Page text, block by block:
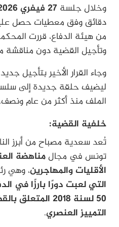
وخلال جلسة 27 فيفري 2026
دقائق وفق معطيات حصل
من هيئة الدفاع، قررت
وتأجيل القضية دون مناقشة
وجاء القرار الأخير بتأجيل
ليضيف حلقة جديدة إلى
الملف منذ أكثر من عام ونصف.
خلفية القضية:
تُعد سعدية مصباح من أبرز
تونس في مجالمناهضة
الأقليات والمهاجرين، وهي
التي لعبت دورًا بارزًا في
50 لسنة 2018
التمييز العنصري.